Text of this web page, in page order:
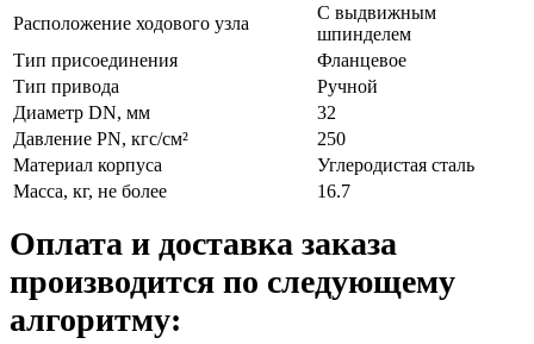
Расположение ходового узла
С выдвижным
шпинделем
Тип присоединения
Фланцевое
Тип привода
Ручной
Диаметр DN, мм
32
Давление PN, кгс/см²
250
Материал корпуса
Углеродистая сталь
Масса, кг, не более
16.7
Оплата и доставка заказа
производится по следующему
алгоритму: